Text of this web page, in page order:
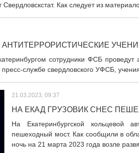
Как следует из
сотрудники ФСБ проведут
службе свердловского УФСБ, учения
21.03.2023, 09:37
НА ЕКАД ГРУЗОВИК СНЕС
На Екатеринбургской кольцевой
пешеходный мост. Как сообщили в
ночь на 21 марта 2023 года возле